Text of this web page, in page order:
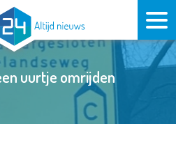
uurtje omrijden